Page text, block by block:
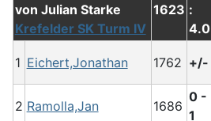
Krefelder SK Turm IV
1623 :
4.0
1 Eichert,Jonathan 1762 +/-
2 Ramolla,Jan 1686
0 -
1